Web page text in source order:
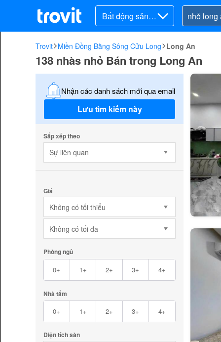
Bất động sản ra
o bán
Trovit Miền Đồng Bằng Sông Cửu Long Long An
138 nhàs nhỏ Bán trong Long An
Nhận các danh sách mới qua email
Lưu tìm kiếm này
Sắp xếp theo
Sự liên quan
Giá
Không có tối thiểu
Không có tối đa
Phòng ngủ
0+ 1+ 2+ 3+ 4+
Nhà tắm
0+ 1+ 2+ 3+ 4+
Diện tích sàn